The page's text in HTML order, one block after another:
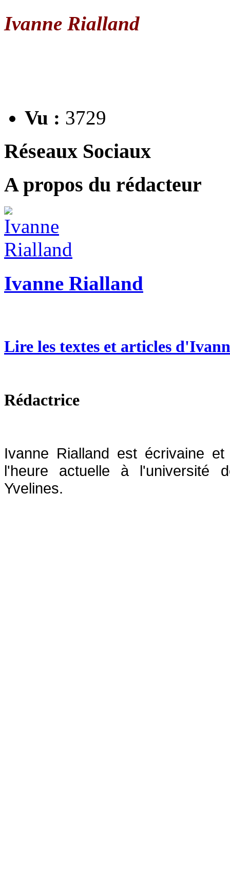
Ivanne Rialland
Vu : 3729
Réseaux Sociaux
A propos du rédacteur
Ivanne Rialland
Lire les textes et articles
Rédactrice
Ivanne Rialland est écrivaine
l'heure actuelle à l'université
Yvelines.